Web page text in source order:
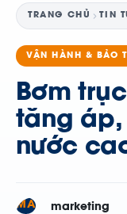
TRANG CHỦ TIN
VẬN HÀNH & BẢO
Bơm
tăng áp,
nước
MA marketing